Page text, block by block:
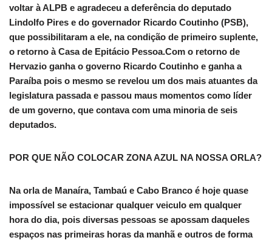
voltar à ALPB e agradeceu a deferência do deputado
Lindolfo Pires e do governador Ricardo Coutinho (PSB),
que possibilitaram a ele, na condição de primeiro suplente,
o retorno à Casa de Epitácio Pessoa.Com o retorno de
Hervazio ganha o governo Ricardo Coutinho e ganha a
Paraíba pois o mesmo se revelou um dos mais atuantes da
legislatura passada e passou maus momentos como líder
de um governo, que contava com uma minoria de seis
deputados.
POR QUE NÃO COLOCAR ZONA AZUL NA NOSSA ORLA?
Na orla de Manaíra, Tambaú e Cabo Branco é hoje quase
impossível se estacionar qualquer veiculo em qualquer
hora do dia, pois diversas pessoas se apossam daqueles
espaços nas primeiras horas da manhã e outros de forma